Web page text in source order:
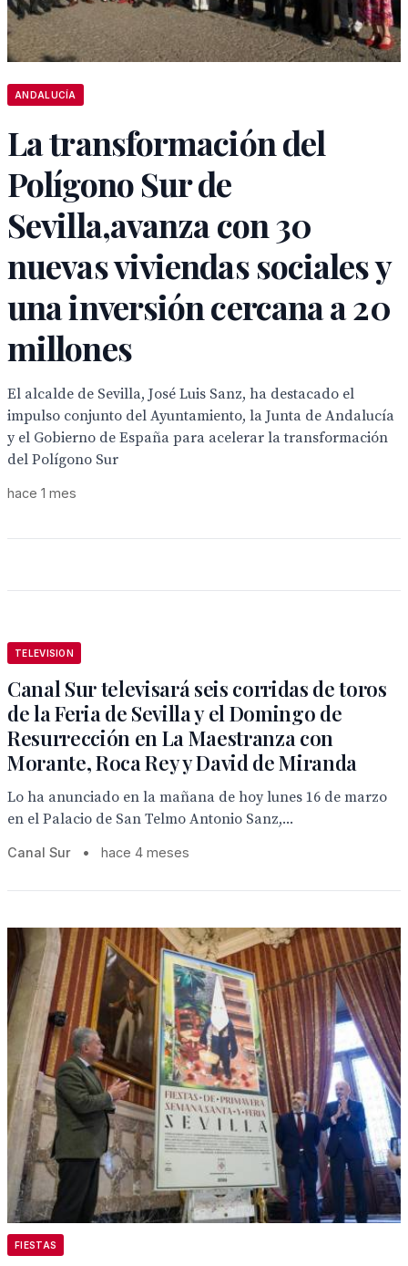
ANDALUCÍA
La transformación del
Polígono Sur de
Sevilla,avanza con 30
nuevas viviendas sociales y
una inversión cercana a 20
millones
El alcalde de Sevilla, José Luis Sanz, ha destacado el
impulso conjunto del Ayuntamiento, la Junta de Andalucía
y el Gobierno de España para acelerar la transformación
del Polígono Sur
hace 1 mes
TELEVISION
Canal Sur televisará seis corridas de toros
de la Feria de Sevilla y el Domingo de
Resurrección en La Maestranza con
Morante, Roca Rey y David de Miranda
Lo ha anunciado en la mañana de hoy lunes 16 de marzo
en el Palacio de San Telmo Antonio Sanz,...
Canal Sur • hace 4 meses
FIESTAS